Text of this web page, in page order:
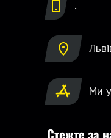
.
Ми
Стежте за